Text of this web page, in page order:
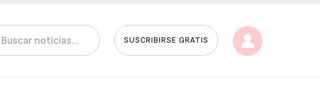
SUSCRIBIRSE GRATIS